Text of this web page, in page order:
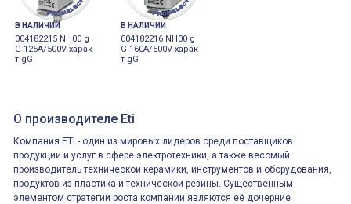
В НАЛИЧИИ
004182215 NH00 g
G 125A/500V харак
т gG
В НАЛИЧИИ
004182216 NH00 g
G 160A/500V харак
т gG
О производителе Eti
Компания ETI - один из мировых лидеров среди поставщиков
продукции и услуг в сфере электротехники, а также весомый
производитель технической керамики, инструментов и оборудования,
продуктов из пластика и технической резины. Существенным
элементом стратегии роста компании являются её дочерние